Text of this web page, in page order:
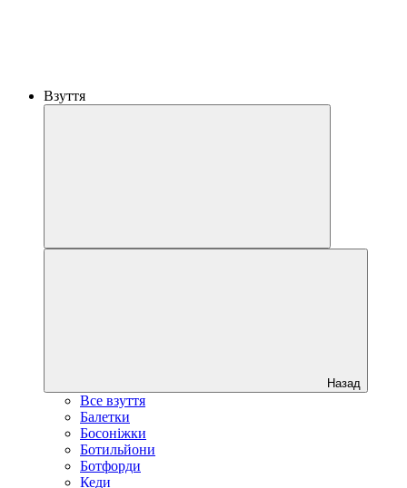
Взуття
Назад
Все взуття
Балетки
Босоніжки
Ботильйони
Ботфорди
Кеди